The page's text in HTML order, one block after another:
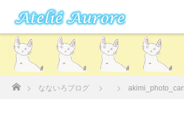
ホーム
なないろブログ